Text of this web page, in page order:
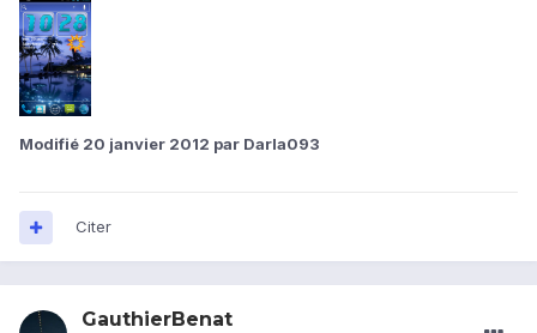
Modifié 20 janvier 2012 par Darla093
Citer
GauthierBenat